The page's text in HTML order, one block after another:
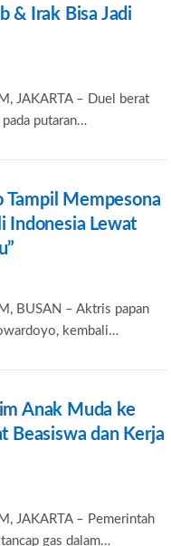
& Irak Bisa Jadi
JAKARTA – Duel berat
putaran…
Tampil Mempesona
Indonesia Lewat
BUSAN – Aktris papan
kembali…
Anak Muda ke
Beasiswa dan Kerja
JAKARTA – Pemerintah
gas dalam…